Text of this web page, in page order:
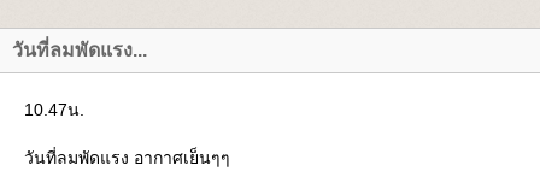
วันที่ลมพัดแรง...
10.47น.
วันที่ลมพัดแรง อากาศเย็นๆๆ